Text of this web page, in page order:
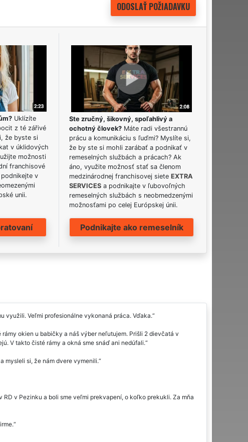
Uklízíte
z té zářivé
že byste si
v úklidových
možnosti
franchisové
v
unii.
Ste zručný, šikovný, spoľahlivý a
ochotný človek? Máte radi všestrannú
prácu a komunikáciu s ľuďmi? Myslíte si,
že by ste si mohli zarábať a podnikať v
remeselných službách a prácach? Ak
áno, využite možnosť stať sa členom
medzinárodnej franchisovej sieteEXTRA
SERVICES a podnikajte v ľubovoľných
remeselných službách s neobmedzenými
možnosťami po celej Európskej únii.
Podnikajte ako remeselník
využili. Veľmi profesionálne vykonaná práca. Vďaka.
okien u babičky a náš výber neľutujem. Prišli 2 dievčatá v
V takto čisté rámy a okná sme snáď ani nedúfali.
mysleli si, že nám dvere vymenili.
v Pezinku a boli sme veľmi prekvapení, o koľko prekukli. Za mňa